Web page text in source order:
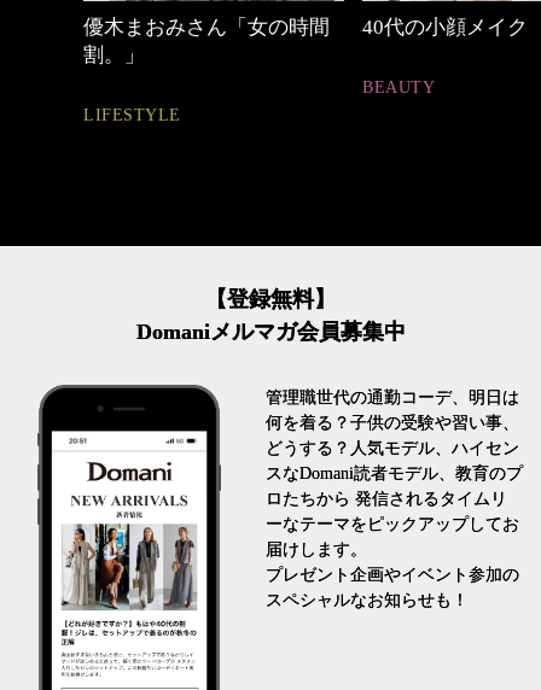
40代の小顔メイク
【ワーママのきれ
【登録無料】
Domaniメルマガ会員募集中
管理職世代の通勤コーデ、明日は
何を着る？子供の受験や習い事、
どうする？人気モデル、ハイセン
スなDomani読者モデル、教育のプ
ロたちから 発信されるタイムリ
ーなテーマをピックアップしてお
届けします。
プレゼント企画やイベント参加の
スペシャルなお知らせも！